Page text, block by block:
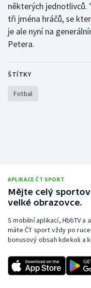
Moderní pětiboj
Motorsport
Rychlobruslení
Rychlostní kanoistika
Short track
Stolní tenis
některých
tři jména hráčů, se
je ale nyní na
Petera.
ŠTÍTKY
Fotbal
APLIKACE ČT SPORT
Mějte celý
velké obrazovce.
S mobilní aplikací, HbbTV
máte ČT sport vždy po
bonusový obsah kdekoli a